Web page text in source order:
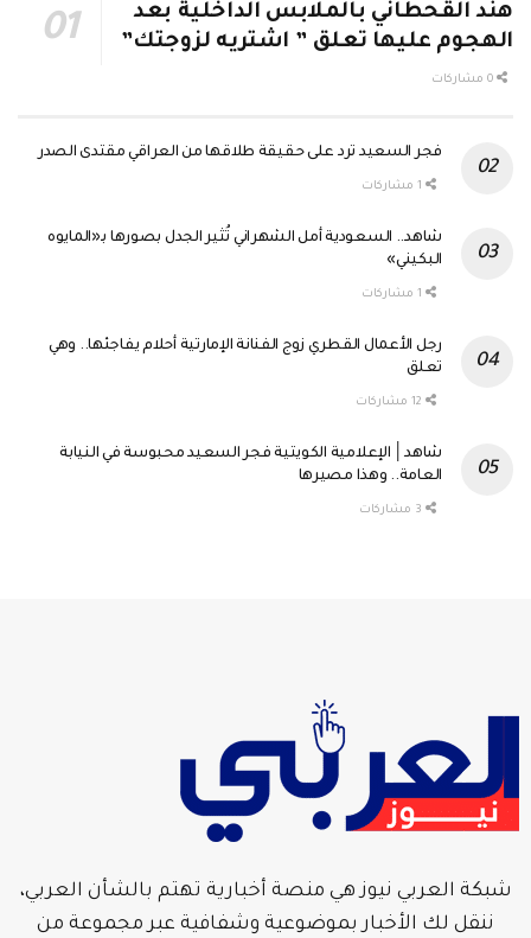
هند القحطاني بالملابس الداخلية بعد
الهجوم عليها تعلق ” اشتريه لزوجتك”
فجر السعيد ترد على حقيقة طلاقها من العراقي مقتدى الصدر
شاهد.. السعودية أمل الشهراني تُثير الجدل بصورها بـ«المايوه
البكيني»
رجل الأعمال القطري زوج الفنانة الإمارتية أحلام يفاجئها.. وهي
تعلق
شاهد│ الإعلامية الكويتية فجر السعيد محبوسة في النيابة
العامة.. وهذا مصيرها
شبكة العربي نيوز هي منصة أخبارية تهتم بالشأن العربي،
ننقل لك الأخبار بموضوعية وشفافية عبر مجموعة من